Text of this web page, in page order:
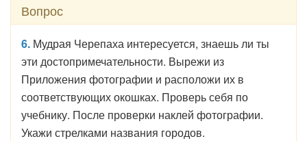
Вопрос
6. Мудрая Черепаха интересуется, знаешь ли ты
эти достопримечательности. Вырежи из
Приложения фотографии и расположи их в
соответствующих окошках. Проверь себя по
учебнику. После проверки наклей фотографии.
Укажи стрелками названия городов.